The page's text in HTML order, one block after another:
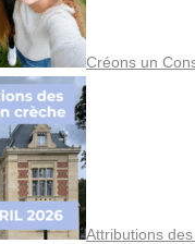
Créons un
Attributions